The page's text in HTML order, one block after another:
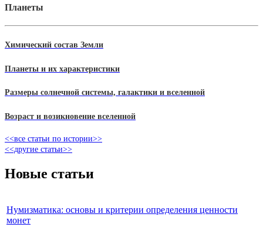
Планеты
Химический состав Земли
Планеты и их характеристики
Размеры солнечной системы, галактики и вселенной
Возраст и возикновение вселенной
<<все статьи по истории>>
<<другие статьи>>
Новые статьи
Нумизматика: основы и критерии определения ценности
монет